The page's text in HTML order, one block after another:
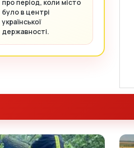
про період, коли місто
було в центрі
української
державності.